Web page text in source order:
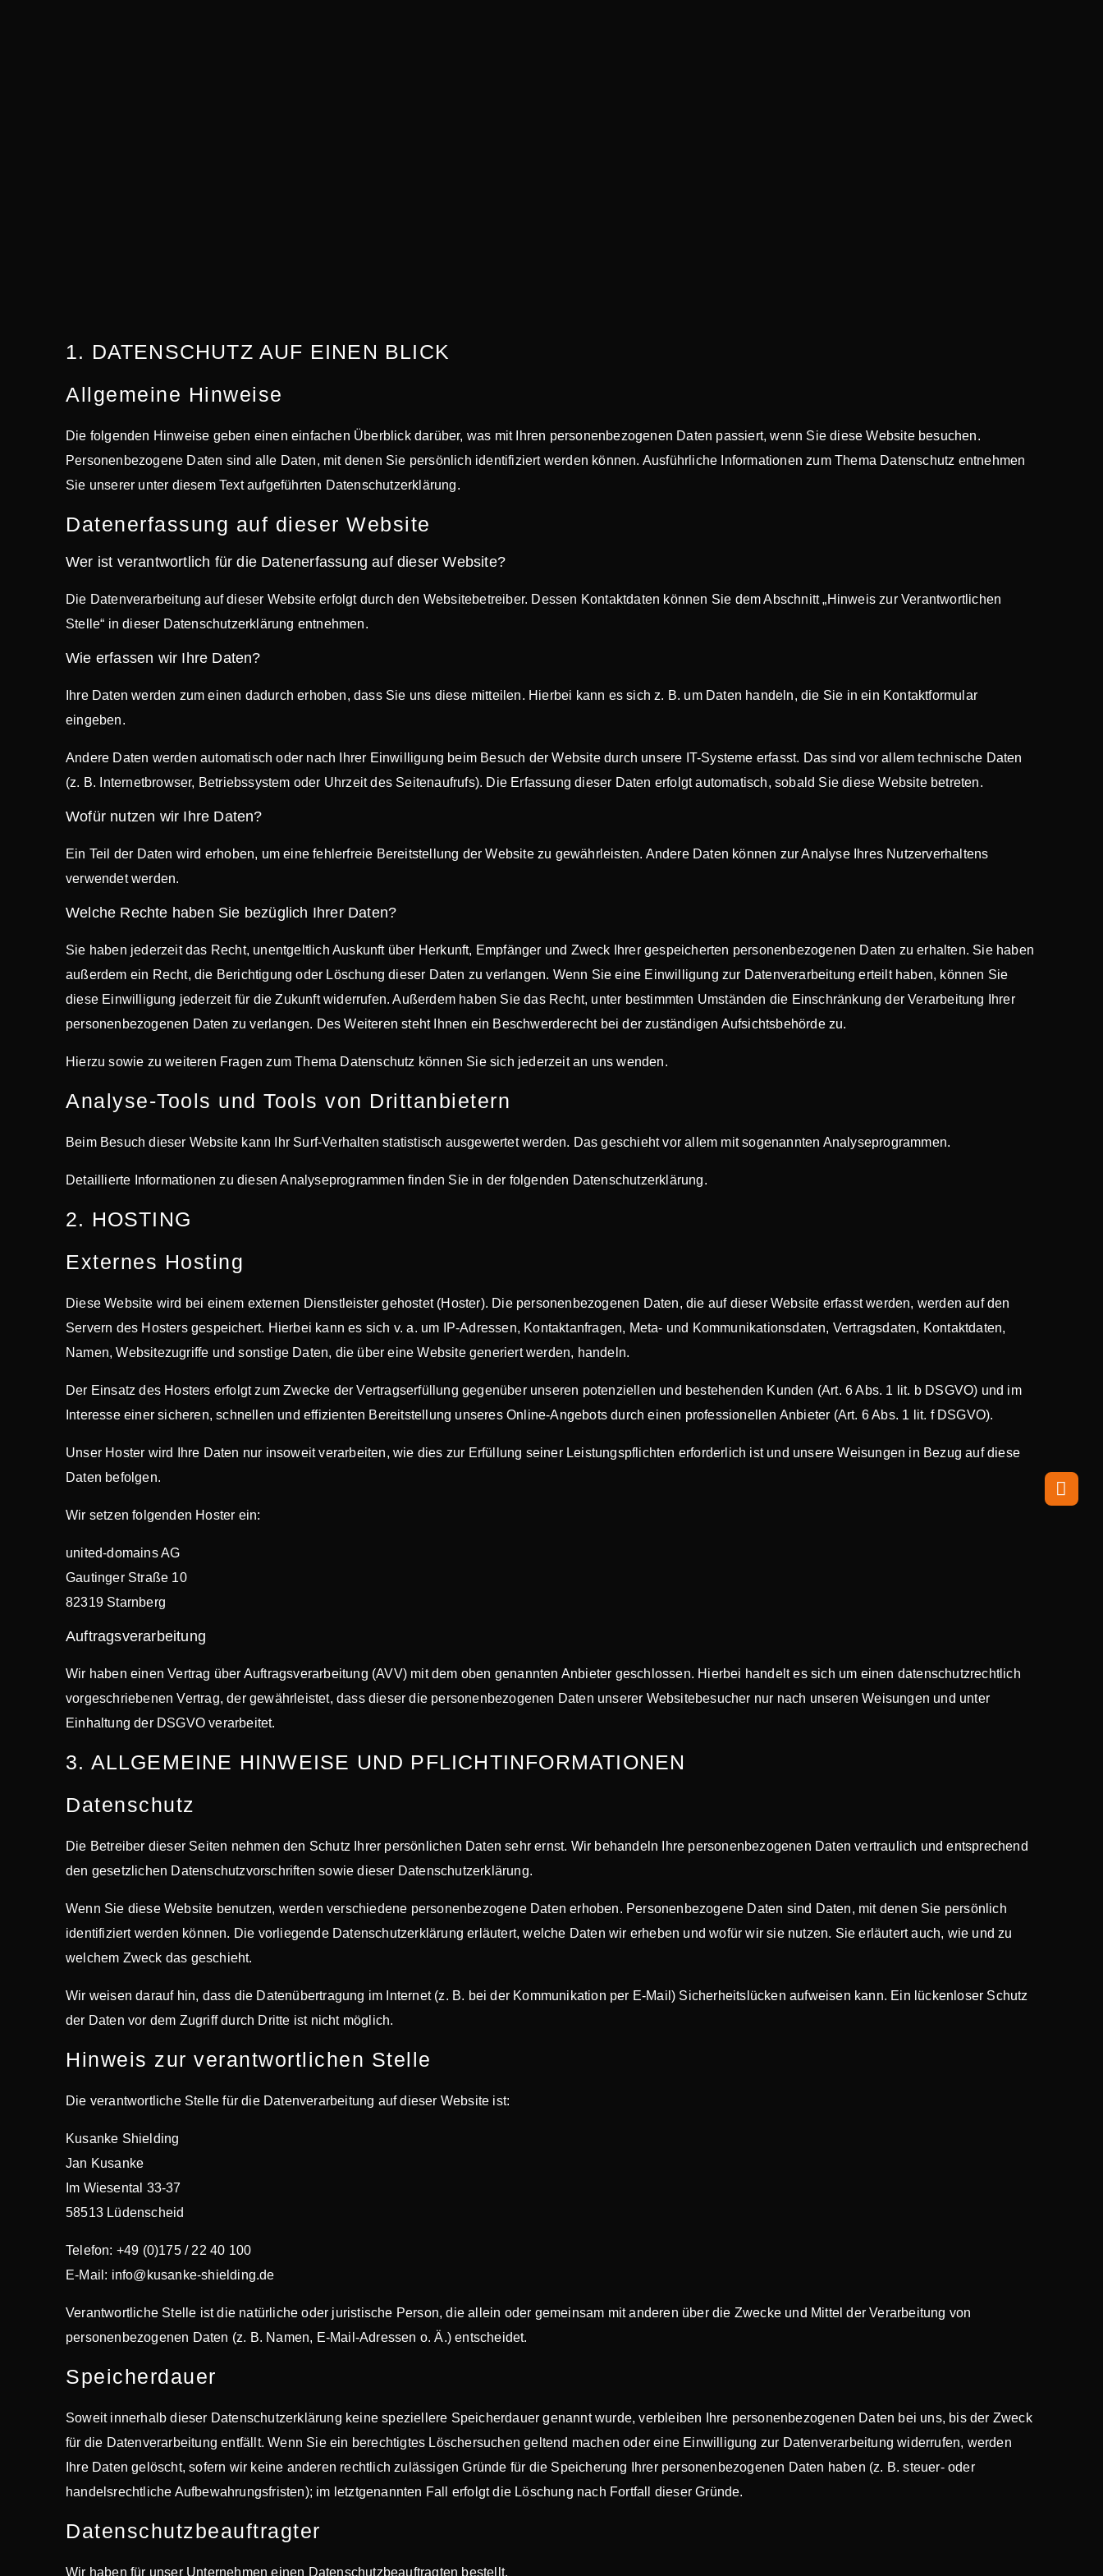
1. DATENSCHUTZ AUF EINEN BLICK
Allgemeine Hinweise
Die folgenden Hinweise geben einen einfachen Überblick darüber, was mit Ihren personenbezogenen Daten passiert, wenn Sie diese Website besuchen.
Personenbezogene Daten sind alle Daten, mit denen Sie persönlich identifiziert werden können. Ausführliche Informationen zum Thema Datenschutz entnehmen
Sie unserer unter diesem Text aufgeführten Datenschutzerklärung.
Datenerfassung auf dieser Website
Wer ist verantwortlich für die Datenerfassung auf dieser Website?
Die Datenverarbeitung auf dieser Website erfolgt durch den Websitebetreiber. Dessen Kontaktdaten können Sie dem Abschnitt „Hinweis zur Verantwortlichen
Stelle“ in dieser Datenschutzerklärung entnehmen.
Wie erfassen wir Ihre Daten?
Ihre Daten werden zum einen dadurch erhoben, dass Sie uns diese mitteilen. Hierbei kann es sich z. B. um Daten handeln, die Sie in ein Kontaktformular
eingeben.
Andere Daten werden automatisch oder nach Ihrer Einwilligung beim Besuch der Website durch unsere IT-Systeme erfasst. Das sind vor allem technische Daten
(z. B. Internetbrowser, Betriebssystem oder Uhrzeit des Seitenaufrufs). Die Erfassung dieser Daten erfolgt automatisch, sobald Sie diese Website betreten.
Wofür nutzen wir Ihre Daten?
Ein Teil der Daten wird erhoben, um eine fehlerfreie Bereitstellung der Website zu gewährleisten. Andere Daten können zur Analyse Ihres Nutzerverhaltens
verwendet werden.
Welche Rechte haben Sie bezüglich Ihrer Daten?
Sie haben jederzeit das Recht, unentgeltlich Auskunft über Herkunft, Empfänger und Zweck Ihrer gespeicherten personenbezogenen Daten zu erhalten. Sie haben
außerdem ein Recht, die Berichtigung oder Löschung dieser Daten zu verlangen. Wenn Sie eine Einwilligung zur Datenverarbeitung erteilt haben, können Sie
diese Einwilligung jederzeit für die Zukunft widerrufen. Außerdem haben Sie das Recht, unter bestimmten Umständen die Einschränkung der Verarbeitung Ihrer
personenbezogenen Daten zu verlangen. Des Weiteren steht Ihnen ein Beschwerderecht bei der zuständigen Aufsichtsbehörde zu.
Hierzu sowie zu weiteren Fragen zum Thema Datenschutz können Sie sich jederzeit an uns wenden.
Analyse-Tools und Tools von Dritt­anbietern
Beim Besuch dieser Website kann Ihr Surf-Verhalten statistisch ausgewertet werden. Das geschieht vor allem mit sogenannten Analyseprogrammen.
Detaillierte Informationen zu diesen Analyseprogrammen finden Sie in der folgenden Datenschutzerklärung.
2. HOSTING
Externes Hosting
Diese Website wird bei einem externen Dienstleister gehostet (Hoster). Die personenbezogenen Daten, die auf dieser Website erfasst werden, werden auf den
Servern des Hosters gespeichert. Hierbei kann es sich v. a. um IP-Adressen, Kontaktanfragen, Meta- und Kommunikationsdaten, Vertragsdaten, Kontaktdaten,
Namen, Websitezugriffe und sonstige Daten, die über eine Website generiert werden, handeln.
Der Einsatz des Hosters erfolgt zum Zwecke der Vertragserfüllung gegenüber unseren potenziellen und bestehenden Kunden (Art. 6 Abs. 1 lit. b DSGVO) und im
Interesse einer sicheren, schnellen und effizienten Bereitstellung unseres Online-Angebots durch einen professionellen Anbieter (Art. 6 Abs. 1 lit. f DSGVO).
Unser Hoster wird Ihre Daten nur insoweit verarbeiten, wie dies zur Erfüllung seiner Leistungspflichten erforderlich ist und unsere Weisungen in Bezug auf diese
Daten befolgen.
Wir setzen folgenden Hoster ein:
united-domains AG
Gautinger Straße 10
82319 Starnberg
Auftragsverarbeitung
Wir haben einen Vertrag über Auftragsverarbeitung (AVV) mit dem oben genannten Anbieter geschlossen. Hierbei handelt es sich um einen datenschutzrechtlich
vorgeschriebenen Vertrag, der gewährleistet, dass dieser die personenbezogenen Daten unserer Websitebesucher nur nach unseren Weisungen und unter
Einhaltung der DSGVO verarbeitet.
3. ALLGEMEINE HINWEISE UND PFLICHT­INFORMATIONEN
Datenschutz
Die Betreiber dieser Seiten nehmen den Schutz Ihrer persönlichen Daten sehr ernst. Wir behandeln Ihre personenbezogenen Daten vertraulich und entsprechend
den gesetzlichen Datenschutzvorschriften sowie dieser Datenschutzerklärung.
Wenn Sie diese Website benutzen, werden verschiedene personenbezogene Daten erhoben. Personenbezogene Daten sind Daten, mit denen Sie persönlich
identifiziert werden können. Die vorliegende Datenschutzerklärung erläutert, welche Daten wir erheben und wofür wir sie nutzen. Sie erläutert auch, wie und zu
welchem Zweck das geschieht.
Wir weisen darauf hin, dass die Datenübertragung im Internet (z. B. bei der Kommunikation per E-Mail) Sicherheitslücken aufweisen kann. Ein lückenloser Schutz
der Daten vor dem Zugriff durch Dritte ist nicht möglich.
Hinweis zur verantwortlichen Stelle
Die verantwortliche Stelle für die Datenverarbeitung auf dieser Website ist:
Kusanke Shielding
Jan Kusanke
Im Wiesental 33-37
58513 Lüdenscheid
Telefon: +49 (0)175 / 22 40 100
E-Mail: info@kusanke-shielding.de
Verantwortliche Stelle ist die natürliche oder juristische Person, die allein oder gemeinsam mit anderen über die Zwecke und Mittel der Verarbeitung von
personenbezogenen Daten (z. B. Namen, E-Mail-Adressen o. Ä.) entscheidet.
Speicherdauer
Soweit innerhalb dieser Datenschutzerklärung keine speziellere Speicherdauer genannt wurde, verbleiben Ihre personenbezogenen Daten bei uns, bis der Zweck
für die Datenverarbeitung entfällt. Wenn Sie ein berechtigtes Löschersuchen geltend machen oder eine Einwilligung zur Datenverarbeitung widerrufen, werden
Ihre Daten gelöscht, sofern wir keine anderen rechtlich zulässigen Gründe für die Speicherung Ihrer personenbezogenen Daten haben (z. B. steuer- oder
handelsrechtliche Aufbewahrungsfristen); im letztgenannten Fall erfolgt die Löschung nach Fortfall dieser Gründe.
Datenschutz­beauftragter
Wir haben für unser Unternehmen einen Datenschutzbeauftragten bestellt.